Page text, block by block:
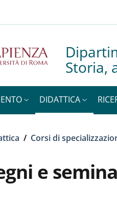
Storia,
DIDATTICA
/ Corsi di
e